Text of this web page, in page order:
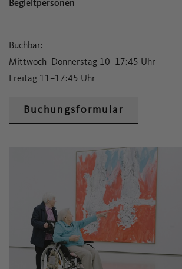
Begleitpersonen
Buchbar:
Mittwoch–Donnerstag 10–17:45 Uhr
Freitag 11–17:45 Uhr
Buchungsformular